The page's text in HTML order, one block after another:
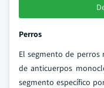
Perros
El segmento de perros
de anticuerpos
segmento específico